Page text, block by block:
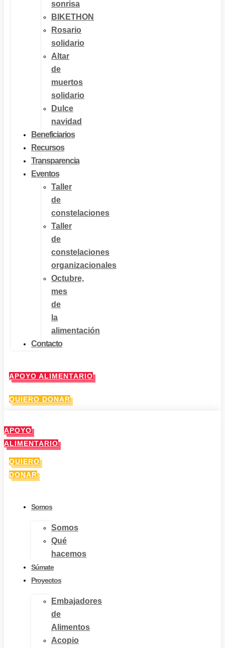
sonrisa
BIKETHON
Rosario
solidario
Altar
de
muertos
solidario
Dulce
navidad
Beneficiarios
Recursos
Transparencia
Eventos
Taller
de
constelaciones
Taller
de
constelaciones
organizacionales
Octubre,
mes
de
la
alimentación
Contacto
APOYO ALIMENTARIO
QUIERO DONAR
APOYO
ALIMENTARIO
QUIERO
DONAR
Somos
Somos
Qué
hacemos
Súmate
Proyectos
Embajadores
de
Alimentos
Acopio